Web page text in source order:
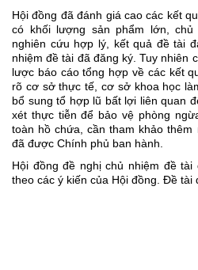
Hội đồng đã đánh giá cao các kết
có khối lượng sản phẩm lớn,
nghiên cứu hợp lý, kết quả đề tài
nhiệm đề tài đã đăng ký. Tuy nhiên
lược báo cáo tổng hợp về các kết
rõ cơ sở thực tế, cơ sở khoa học
bổ sung tổ hợp lũ bất lợi liên quan
xét thực tiễn để bảo vệ phòng
toàn hồ chứa, cần tham khảo
đã được Chính phủ ban hành.
Hội đồng đề nghị chủ nhiệm đề
theo các ý kiến của Hội đồng. Đề tài